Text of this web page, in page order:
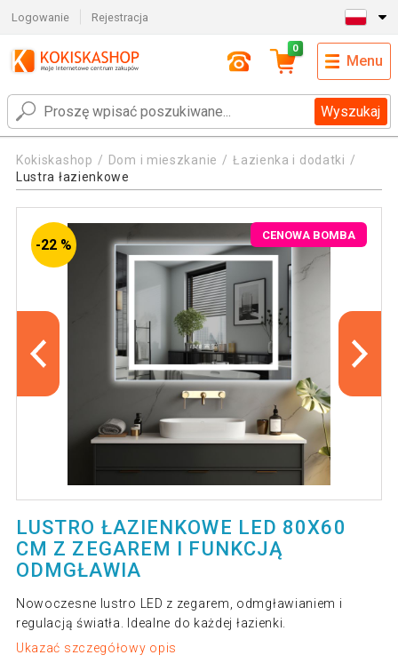
Logowanie Rejestracja
Wyszukaj
0
Menu
Kokiskashop Dom i mieszkanie
Łazienka i dodatki
Lustra łazienkowe
-22 %
CENOWA BOMBA
LUSTRO ŁAZIENKOWE LED 80X60
CM Z ZEGAREM I FUNKCJĄ
ODMGŁAWIA
Nowoczesne lustro LED z zegarem, odmgławianiem i
regulacją światła. Idealne do każdej łazienki.
Ukazać szczegółowy opis